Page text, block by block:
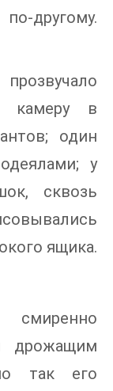
другому.
камеру в
один
у
сквозь
ящика.
дрожащим
так его